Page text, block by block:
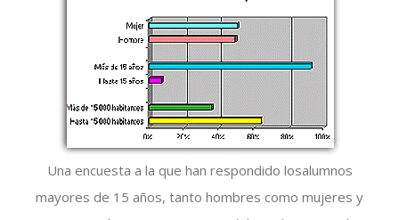
Una encuesta a la que han respondido losalumnos
mayores de 15 años, tanto hombres como mujeres y